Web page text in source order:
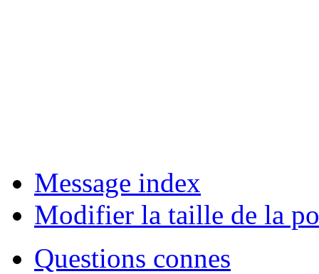
Message index
Modifier la taille de la
Questions connes